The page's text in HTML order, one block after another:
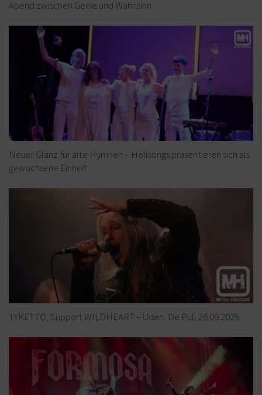
Abend zwischen Genie und Wahnsinn
Neuer Glanz für alte Hymnen – Hellsongs präsentieren sich als
gewachsene Einheit
TYKETTO, Support WILDHEART – Uden, De Pul, 26.09.2025